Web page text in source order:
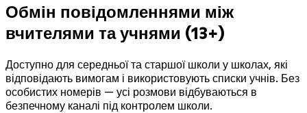
Обмін повідомленнями між
вчителями та учнями (13+)
Доступно для середньої та старшої школи у школах, які
відповідають вимогам і використовують списки учнів. Без
особистих номерів — усі розмови відбуваються в
безпечному каналі під контролем школи.